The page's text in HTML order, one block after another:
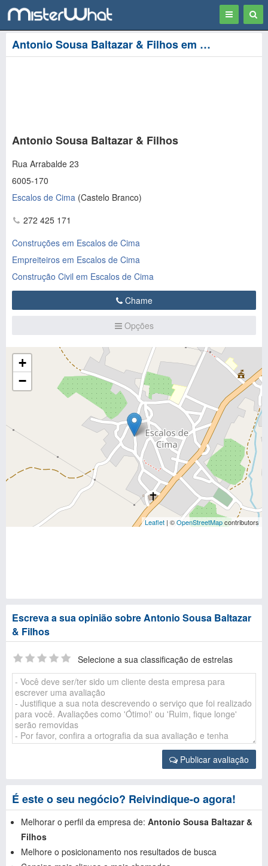
Toggle
navigation
Antonio Sousa Baltazar & Filhos em Escalos de Cima
Antonio Sousa Baltazar & Filhos
Rua Arrabalde 23
6005-170
Escalos de Cima (Castelo Branco)
272 425 171
Construções em Escalos de Cima
Empreiteiros em Escalos de Cima
Construção Civil em Escalos de Cima
Chame
Opções
+
−
Leaflet | ©OpenStreetMapcontributors
Escreva a sua opinião sobre Antonio Sousa Baltazar
& Filhos
Selecione a sua classificação de estrelas
Publicar avaliação
É este o seu negócio? Reivindique-o agora!
Melhorar o perfil da empresa de: Antonio Sousa Baltazar &
Filhos
Melhore o posicionamento nos resultados de busca